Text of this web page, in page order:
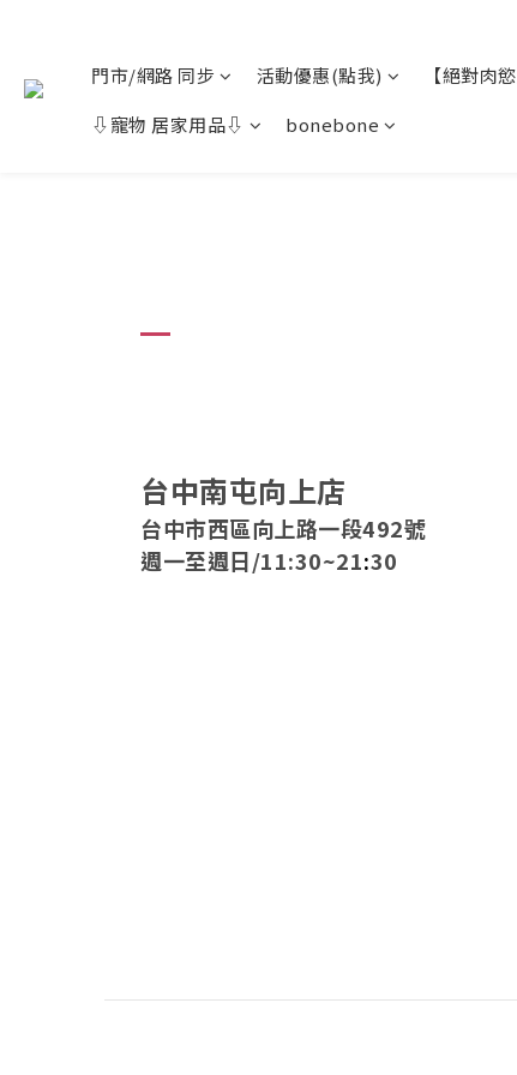
門市/網路 同步 活動優惠(點我) 【絕對肉慾
⇩寵物 居家用品⇩
bonebone
台中南屯向上店
台中市西區向上路一段492號
週一至週日/11:30~21:30